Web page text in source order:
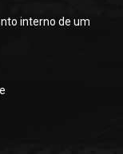
interno de um